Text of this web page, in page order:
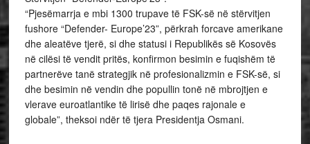
“Pjesëmarrja e mbi 1300 trupave të FSK-së në stërvitjen
fushore “Defender- Europe’23”, përkrah forcave amerikane
dhe aleatëve tjerë, si dhe statusi i Republikës së Kosovës
në cilësi të vendit pritës, konfirmon besimin e fuqishëm të
partnerëve tanë strategjik në profesionalizmin e FSK-së, si
dhe besimin në vendin dhe popullin tonë në mbrojtjen e
vlerave euroatlantike të lirisë dhe paqes rajonale e
globale”, theksoi ndër të tjera Presidentja Osmani.